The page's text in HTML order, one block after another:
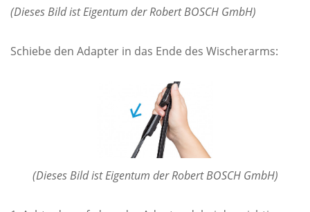
(Dieses Bild ist Eigentum der Robert BOSCH GmbH)
Schiebe den Adapter in das Ende des Wischerarms:
(Dieses Bild ist Eigentum der Robert BOSCH GmbH)